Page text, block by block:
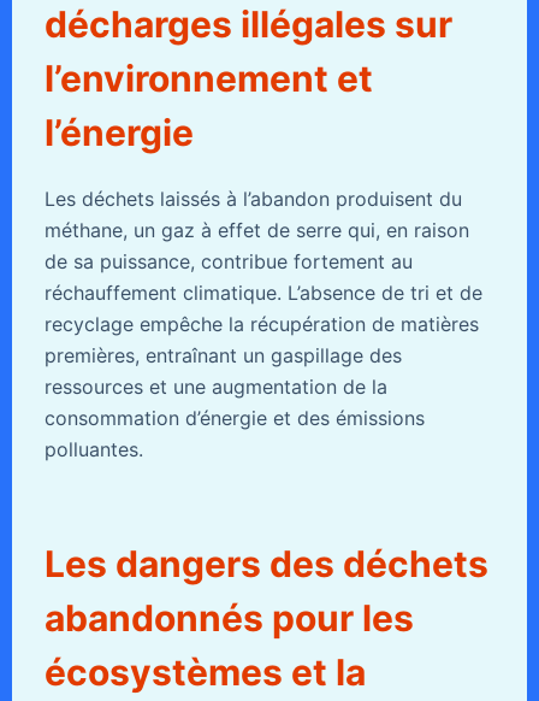
décharges illégales sur
l’environnement et
l’énergie
Les déchets laissés à l’abandon produisent du
méthane, un gaz à effet de serre qui, en raison
de sa puissance, contribue fortement au
réchauffement climatique. L’absence de tri et de
recyclage empêche la récupération de matières
premières, entraînant un gaspillage des
ressources et une augmentation de la
consommation d’énergie et des émissions
polluantes.
Les dangers des déchets
abandonnés pour les
écosystèmes et la